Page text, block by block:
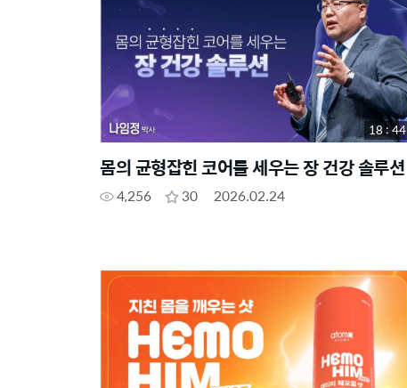
몸의 균형잡힌 코어를 세우는 장 건강 솔루션
4,256 30 2026.02.24
18 : 44